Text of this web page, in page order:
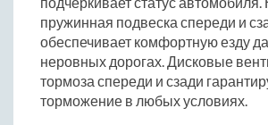
пружинная подвеска спереди и
обеспечивает комфортную езду
неровных дорогах. Дисковые
тормоза спереди и сзади
торможение в любых условиях.